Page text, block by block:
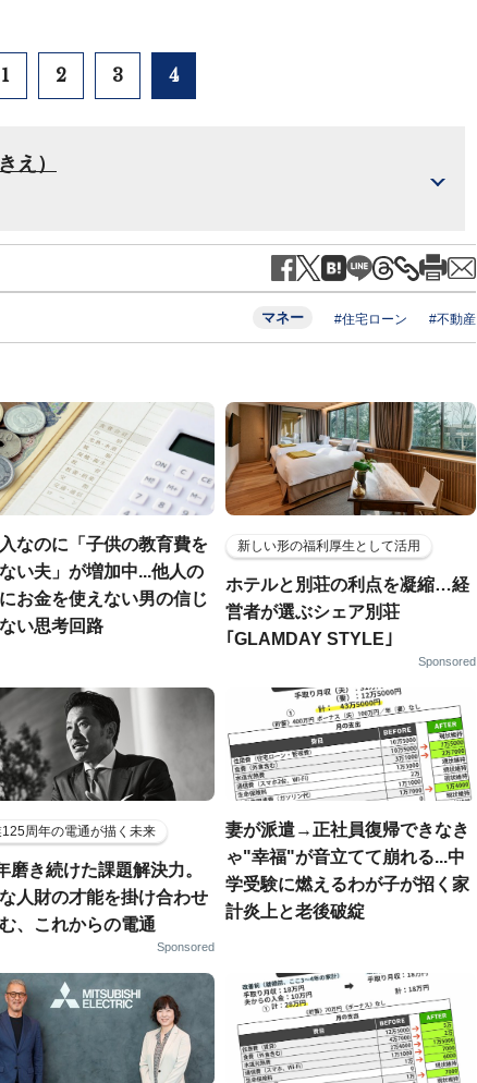
1 2 3 4
え）
マネー #住宅ローン #不動産
なのに「子供の教育費を
い夫」が増加中...他人の
お金を使えない男の信じ
い思考回路
新しい形の福利厚生として活用
ホテルと別荘の利点を凝縮…経
営者が選ぶシェア別荘
｢GLAMDAY STYLE｣
Sponsored
周年の電通が描く未来
磨き続けた課題解決力。
人財の才能を掛け合わせ
、これからの電通
Sponsored
妻が派遣→正社員復帰できなき
ゃ"幸福"が音立てて崩れる...中
学受験に燃えるわが子が招く家
計炎上と老後破綻